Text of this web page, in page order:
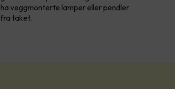
ha veggmonterte lamper eller pendler
fra taket.